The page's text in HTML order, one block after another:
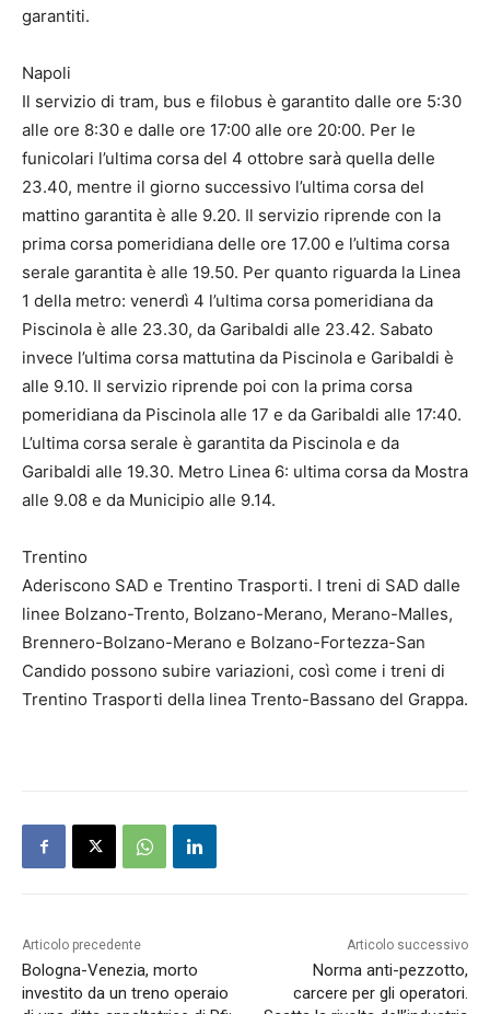
garantiti.
Napoli
Il servizio di tram, bus e filobus è garantito dalle ore 5:30
alle ore 8:30 e dalle ore 17:00 alle ore 20:00. Per le
funicolari l’ultima corsa del 4 ottobre sarà quella delle
23.40, mentre il giorno successivo l’ultima corsa del
mattino garantita è alle 9.20. Il servizio riprende con la
prima corsa pomeridiana delle ore 17.00 e l’ultima corsa
serale garantita è alle 19.50. Per quanto riguarda la Linea
1 della metro: venerdì 4 l’ultima corsa pomeridiana da
Piscinola è alle 23.30, da Garibaldi alle 23.42. Sabato
invece l’ultima corsa mattutina da Piscinola e Garibaldi è
alle 9.10. Il servizio riprende poi con la prima corsa
pomeridiana da Piscinola alle 17 e da Garibaldi alle 17:40.
L’ultima corsa serale è garantita da Piscinola e da
Garibaldi alle 19.30. Metro Linea 6: ultima corsa da Mostra
alle 9.08 e da Municipio alle 9.14.
Trentino
Aderiscono SAD e Trentino Trasporti. I treni di SAD dalle
linee Bolzano-Trento, Bolzano-Merano, Merano-Malles,
Brennero-Bolzano-Merano e Bolzano-Fortezza-San
Candido possono subire variazioni, così come i treni di
Trentino Trasporti della linea Trento-Bassano del Grappa.
Articolo precedente
Bologna-Venezia, morto
investito da un treno operaio
Articolo successivo
Norma anti-pezzotto,
carcere per gli operatori.